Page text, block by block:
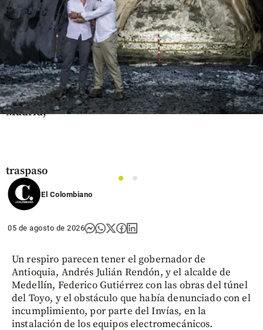
Fútbol
Oficial:
Yan
Diomandé
es nuevo
jugador
del Real
Madrid;
traspaso
share
1
2
El Colombiano
05 de agosto de 2026
Un respiro parecen tener el gobernador de
Antioquia, Andrés Julián Rendón, y el alcalde de
Medellín, Federico Gutiérrez con las obras del túnel
del Toyo, y el obstáculo que había denunciado con el
incumplimiento, por parte del Invías, en la
instalación de los equipos electromecánicos.